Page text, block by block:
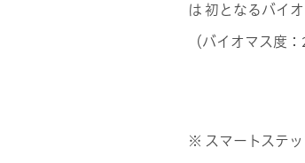
は 初となるバイ
（バイオマス度：
※ スマートステッ